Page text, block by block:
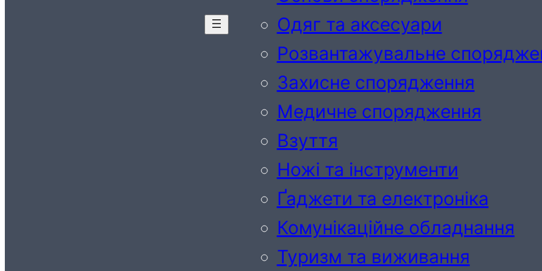
Одяг та аксесуари
Розвантажувальне
Захисне спорядження
Медичне спорядження
Взуття
Ножі та інструменти
Ґаджети та електроніка
Комунікаційне обладнання
Туризм та виживання